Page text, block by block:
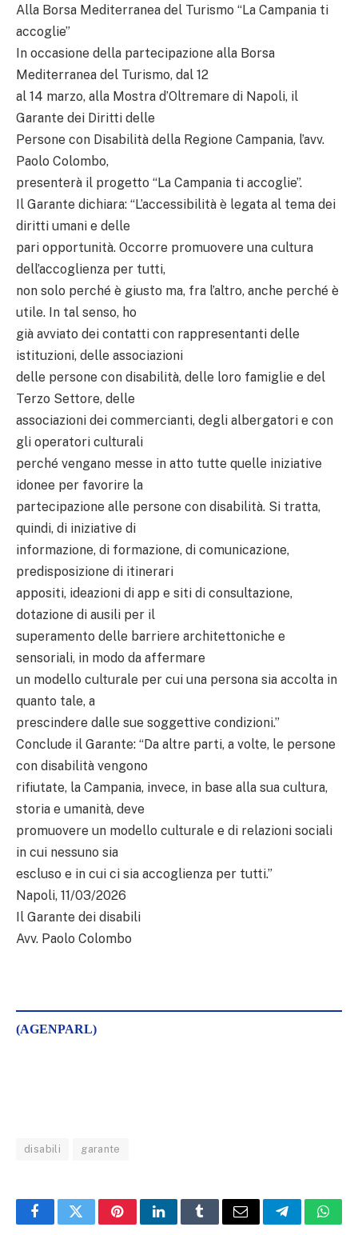
Alla Borsa Mediterranea del Turismo “La Campania ti
accoglie”
In occasione della partecipazione alla Borsa
Mediterranea del Turismo, dal 12
al 14 marzo, alla Mostra d’Oltremare di Napoli, il
Garante dei Diritti delle
Persone con Disabilità della Regione Campania, l’avv.
Paolo Colombo,
presenterà il progetto “La Campania ti accoglie”.
Il Garante dichiara: “L’accessibilità è legata al tema dei
diritti umani e delle
pari opportunità. Occorre promuovere una cultura
dell’accoglienza per tutti,
non solo perché è giusto ma, fra l’altro, anche perché è
utile. In tal senso, ho
già avviato dei contatti con rappresentanti delle
istituzioni, delle associazioni
delle persone con disabilità, delle loro famiglie e del
Terzo Settore, delle
associazioni dei commercianti, degli albergatori e con
gli operatori culturali
perché vengano messe in atto tutte quelle iniziative
idonee per favorire la
partecipazione alle persone con disabilità. Si tratta,
quindi, di iniziative di
informazione, di formazione, di comunicazione,
predisposizione di itinerari
appositi, ideazioni di app e siti di consultazione,
dotazione di ausili per il
superamento delle barriere architettoniche e
sensoriali, in modo da affermare
un modello culturale per cui una persona sia accolta in
quanto tale, a
prescindere dalle sue soggettive condizioni.”
Conclude il Garante: “Da altre parti, a volte, le persone
con disabilità vengono
rifiutate, la Campania, invece, in base alla sua cultura,
storia e umanità, deve
promuovere un modello culturale e di relazioni sociali
in cui nessuno sia
escluso e in cui ci sia accoglienza per tutti.”
Napoli, 11/03/2026
Il Garante dei disabili
Avv. Paolo Colombo
(AGENPARL)
disabili garante
FacebookTwitterPinterestLinkedInTumblrEmail Telegram